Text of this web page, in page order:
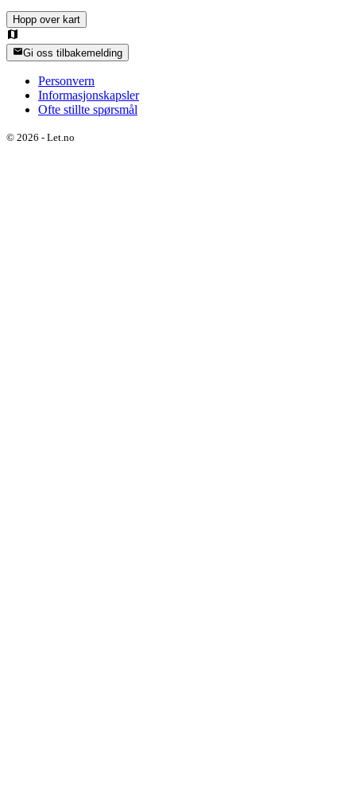
Hopp over kart
Gi oss tilbakemelding
Personvern
Informasjonskapsler
Ofte stillte spørsmål
© 2026 - Let.no